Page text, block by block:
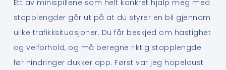
Ett av minispillene som helt konkret hjalp meg med
stopplengder går ut på at du styrer en bil gjennom
ulike trafikksituasjoner. Du får beskjed om hastighet
og veiforhold, og må beregne riktig stopplengde
før hindringer dukker opp. Først var jeg hopelaust